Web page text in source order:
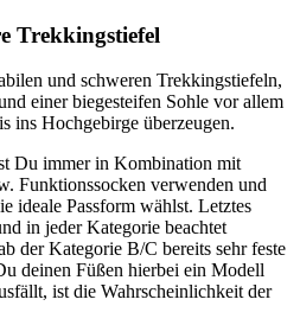
Trekkingstiefel
und schweren Trekkingstiefeln,
einer biegesteifen Sohle vor allem
ins Hochgebirge überzeugen.
Du immer in Kombination mit
Funktionssocken verwenden und
ideale Passform wählst. Letztes
in jeder Kategorie beachtet
der Kategorie B/C bereits sehr feste
deinen Füßen hierbei ein Modell
ist die Wahrscheinlichkeit der